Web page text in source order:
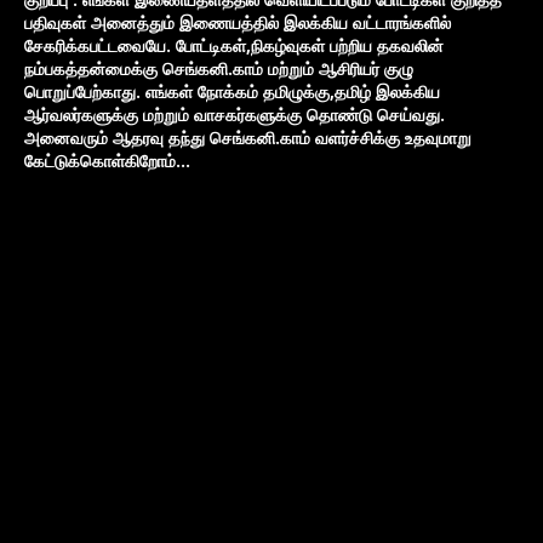
பதிவுகள் அனைத்தும் இணையத்தில் இலக்கிய வட்டாரங்களில்
சேகரிக்கபட்டவையே. போட்டிகள்,நிகழ்வுகள் பற்றிய தகவலின்
நம்பகத்தன்மைக்கு செங்கனி.காம் மற்றும் ஆசிரியர் குழு
பொறுப்பேற்காது. எங்கள் நோக்கம் தமிழுக்கு,தமிழ் இலக்கிய
ஆர்வலர்களுக்கு மற்றும் வாசகர்களுக்கு தொண்டு செய்வது.
அனைவரும் ஆதரவு தந்து செங்கனி.காம் வளர்ச்சிக்கு உதவுமாறு
கேட்டுக்கொள்கிறோம்...